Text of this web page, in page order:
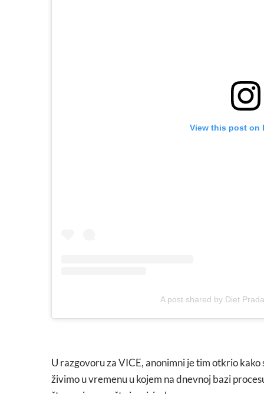
View this post on
A post shared by Diet
U razgovoru za VICE, anonimni je tim otkrio
živimo u vremenu u kojem na dnevnoj bazi